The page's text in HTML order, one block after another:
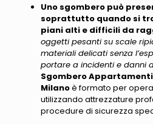
Uno sgombero può
soprattutto quando si
piani alti e difficili da
oggetti pesanti su scale
materiali delicati senza
portare a incidenti e danni
Sgombero
Milanoè formato per
utilizzando attrezzature
procedure di sicurezza